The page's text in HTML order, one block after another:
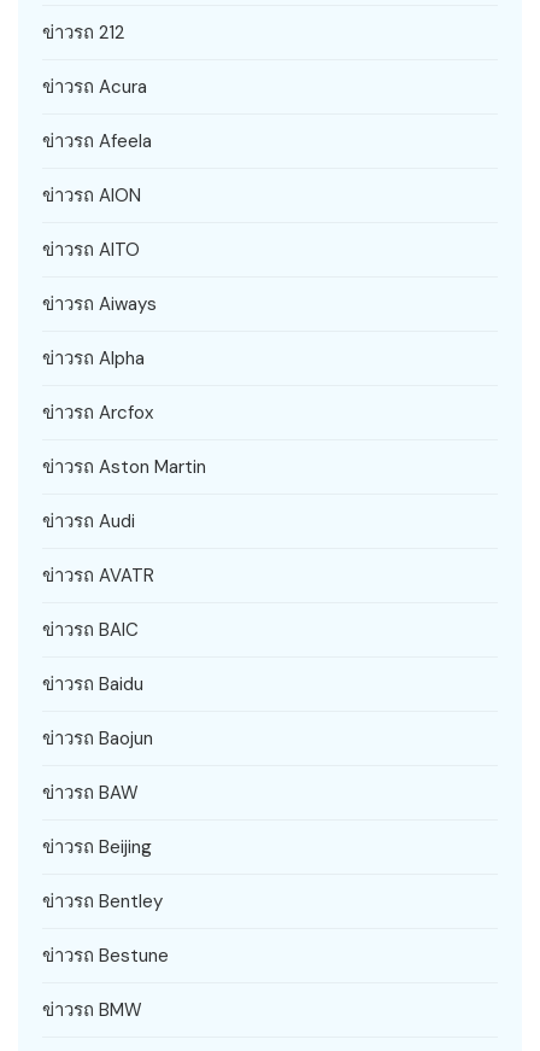
ข่าวรถ 212
ข่าวรถ Acura
ข่าวรถ Afeela
ข่าวรถ AION
ข่าวรถ AITO
ข่าวรถ Aiways
ข่าวรถ Alpha
ข่าวรถ Arcfox
ข่าวรถ Aston Martin
ข่าวรถ Audi
ข่าวรถ AVATR
ข่าวรถ BAIC
ข่าวรถ Baidu
ข่าวรถ Baojun
ข่าวรถ BAW
ข่าวรถ Beijing
ข่าวรถ Bentley
ข่าวรถ Bestune
ข่าวรถ BMW